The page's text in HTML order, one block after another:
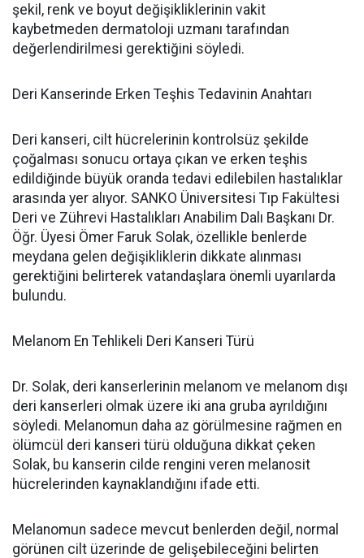
şekil, renk ve boyut değişikliklerinin vakit
kaybetmeden dermatoloji uzmanı tarafından
değerlendirilmesi gerektiğini söyledi.
Deri Kanserinde Erken Teşhis Tedavinin Anahtarı
Deri kanseri, cilt hücrelerinin kontrolsüz şekilde
çoğalması sonucu ortaya çıkan ve erken teşhis
edildiğinde büyük oranda tedavi edilebilen hastalıklar
arasında yer alıyor. SANKO Üniversitesi Tıp Fakültesi
Deri ve Zührevi Hastalıkları Anabilim Dalı Başkanı Dr.
Öğr. Üyesi Ömer Faruk Solak, özellikle benlerde
meydana gelen değişikliklerin dikkate alınması
gerektiğini belirterek vatandaşlara önemli uyarılarda
bulundu.
Melanom En Tehlikeli Deri Kanseri Türü
Dr. Solak, deri kanserlerinin melanom ve melanom dışı
deri kanserleri olmak üzere iki ana gruba ayrıldığını
söyledi. Melanomun daha az görülmesine rağmen en
ölümcül deri kanseri türü olduğuna dikkat çeken
Solak, bu kanserin cilde rengini veren melanosit
hücrelerinden kaynaklandığını ifade etti.
Melanomun sadece mevcut benlerden değil, normal
görünen cilt üzerinde de gelişebileceğini belirten